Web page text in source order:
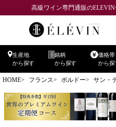
高級ワイン専門通販の
生産地
から探す
銘柄
から探す
価格帯
から探
HOME フランス ボルドー サン・